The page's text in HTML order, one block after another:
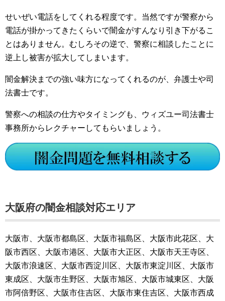
せいぜい電話をしてくれる程度です。当然ですが警察から
電話が掛かってきたくらいで闇金がすんなり引き下がるこ
とはありません。むしろその逆で、警察に相談したことに
逆上し被害が拡大してしまいます。
闇金解決までの強い味方になってくれるのが、弁護士や司
法書士です。
警察への相談の仕方やタイミングも、ウィズユー司法書士
事務所からレクチャーしてもらいましょう。
大阪府の闇金相談対応エリア
大阪市、大阪市都島区、大阪市福島区、大阪市此花区、大
阪市西区、大阪市港区、大阪市大正区、大阪市天王寺区、
大阪市浪速区、大阪市西淀川区、大阪市東淀川区、大阪市
東成区、大阪市生野区、大阪市旭区、大阪市城東区、大阪
市阿倍野区、大阪市住吉区、大阪市東住吉区、大阪市西成